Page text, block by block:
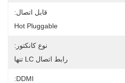
قابل اتصال:
Hot Pluggable
نوع کانکتور:
رابط اتصال LC تنها
DDMI: